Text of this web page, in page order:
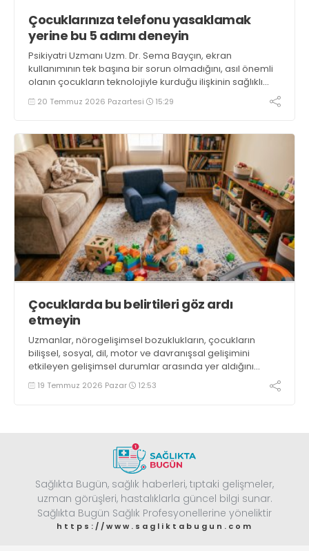
Çocuklarınıza telefonu yasaklamak
yerine bu 5 adımı deneyin
Psikiyatri Uzmanı Uzm. Dr. Sema Bayçın, ekran
kullanımının tek başına bir sorun olmadığını, asıl önemli
olanın çocukların teknolojiyle kurduğu ilişkinin sağlıklı
sınırlar içinde gelişmesi olduğunu belirtiyor
20 Temmuz 2026 Pazartesi 15:29
Çocuklarda bu belirtileri göz ardı
etmeyin
Uzmanlar, nörogelişimsel bozuklukların, çocukların
bilişsel, sosyal, dil, motor ve davranışsal gelişimini
etkileyen gelişimsel durumlar arasında yer aldığını
söylüyor
19 Temmuz 2026 Pazar 12:53
Sağlıkta Bugün, sağlık haberleri, tıptaki gelişmeler,
uzman görüşleri, hastalıklarla güncel bilgi sunar.
Sağlıkta Bugün Sağlık Profesyonellerine yöneliktir
https://www.sagliktabugun.com